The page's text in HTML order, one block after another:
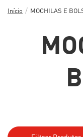
Início / MOCHILAS E